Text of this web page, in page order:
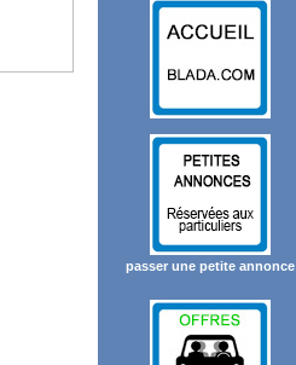
passer une petite annonce